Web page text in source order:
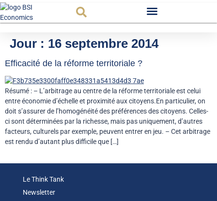
Jour : 16 septembre 2014
Efficacité de la réforme territoriale ?
Résumé : – L’arbitrage au centre de la réforme territoriale est celui
entre économie d’échelle et proximité aux citoyens.En particulier, on
doit s’assurer de l’homogénéité des préférences des citoyens. Celles-
ci sont déterminées par la richesse, mais pas uniquement, d’autres
facteurs, culturels par exemple, peuvent entrer en jeu. – Cet arbitrage
est rendu d’autant plus difficile que […]
Le Think Tank
Newsletter